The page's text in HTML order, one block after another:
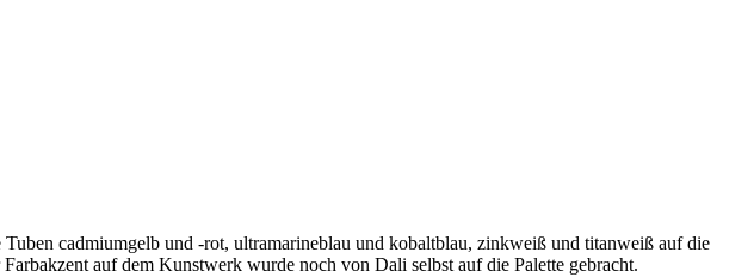
cadmiumgelb und -rot, ultramarineblau und kobaltblau, zinkweiß und titanweiß auf die
auf dem Kunstwerk wurde noch von Dali selbst auf die Palette gebracht.